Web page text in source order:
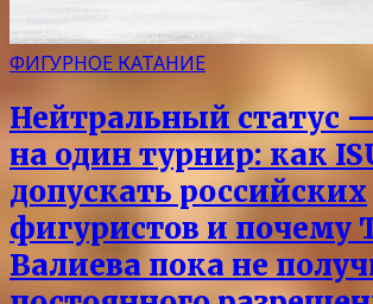
ФИГУРНОЕ КАТАНИЕ
Нейтральный статус
на один турнир: как
допускать российских
фигуристов и почему
Валиева пока не